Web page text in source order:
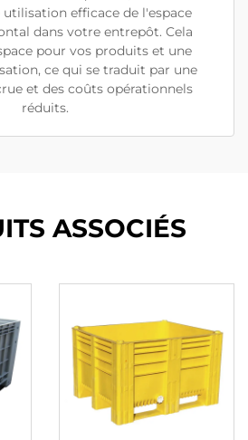
efficace de l'espace
dans votre entrepôt. Cela
pour vos produits et une
ce qui se traduit par une
et des coûts opérationnels
réduits.
ASSOCIÉS